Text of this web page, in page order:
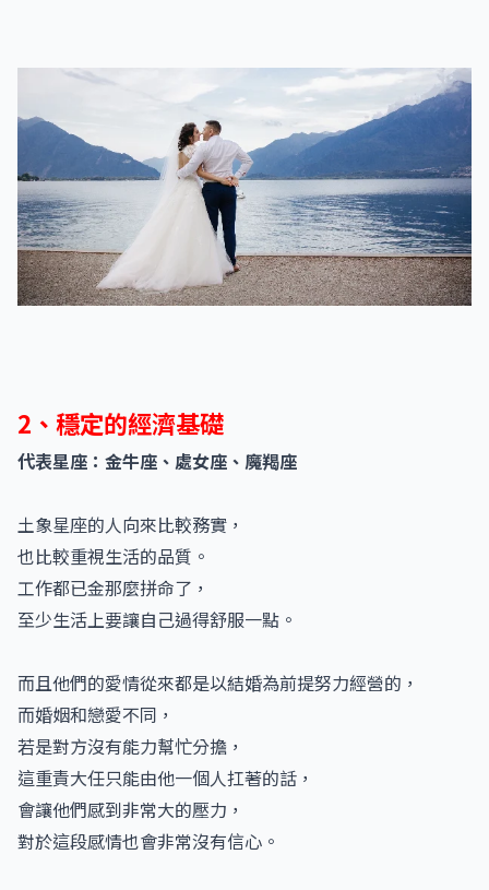
2、穩定的經濟基礎
代表星座：金牛座、處女座、魔羯座
土象星座的人向來比較務實，
也比較重視生活的品質。
工作都已金那麼拼命了，
至少生活上要讓自己過得舒服一點。
而且他們的愛情從來都是以結婚為前提努力經營的，
而婚姻和戀愛不同，
若是對方沒有能力幫忙分擔，
這重責大任只能由他一個人扛著的話，
會讓他們感到非常大的壓力，
對於這段感情也會非常沒有信心。